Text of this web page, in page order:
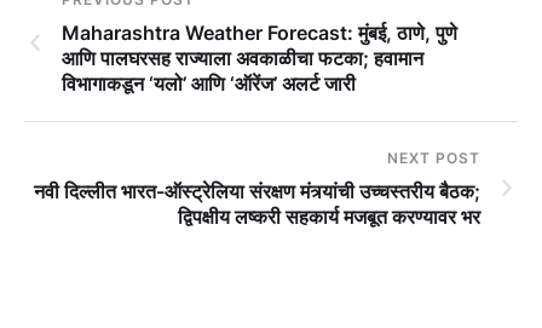
Maharashtra Weather Forecast: मुंबई, ठाणे, पुणे
आणि पालघरसह राज्याला अवकाळीचा फटका; हवामान
विभागाकडून ‘यलो’ आणि ‘ऑरेंज’ अलर्ट जारी
NEXT POST
नवी दिल्लीत भारत-ऑस्ट्रेलिया संरक्षण मंत्र्यांची उच्चस्तरीय बैठक;
द्विपक्षीय लष्करी सहकार्य मजबूत करण्यावर भर